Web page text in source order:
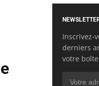
Inscrivez-
derniers
votre